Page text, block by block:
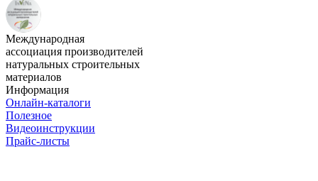
Международная
ассоциация производителей
натуральных строительных
материалов
Информация
Онлайн-каталоги
Полезное
Видеоинструкции
Прайс-листы